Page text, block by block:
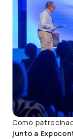
Como
junto a